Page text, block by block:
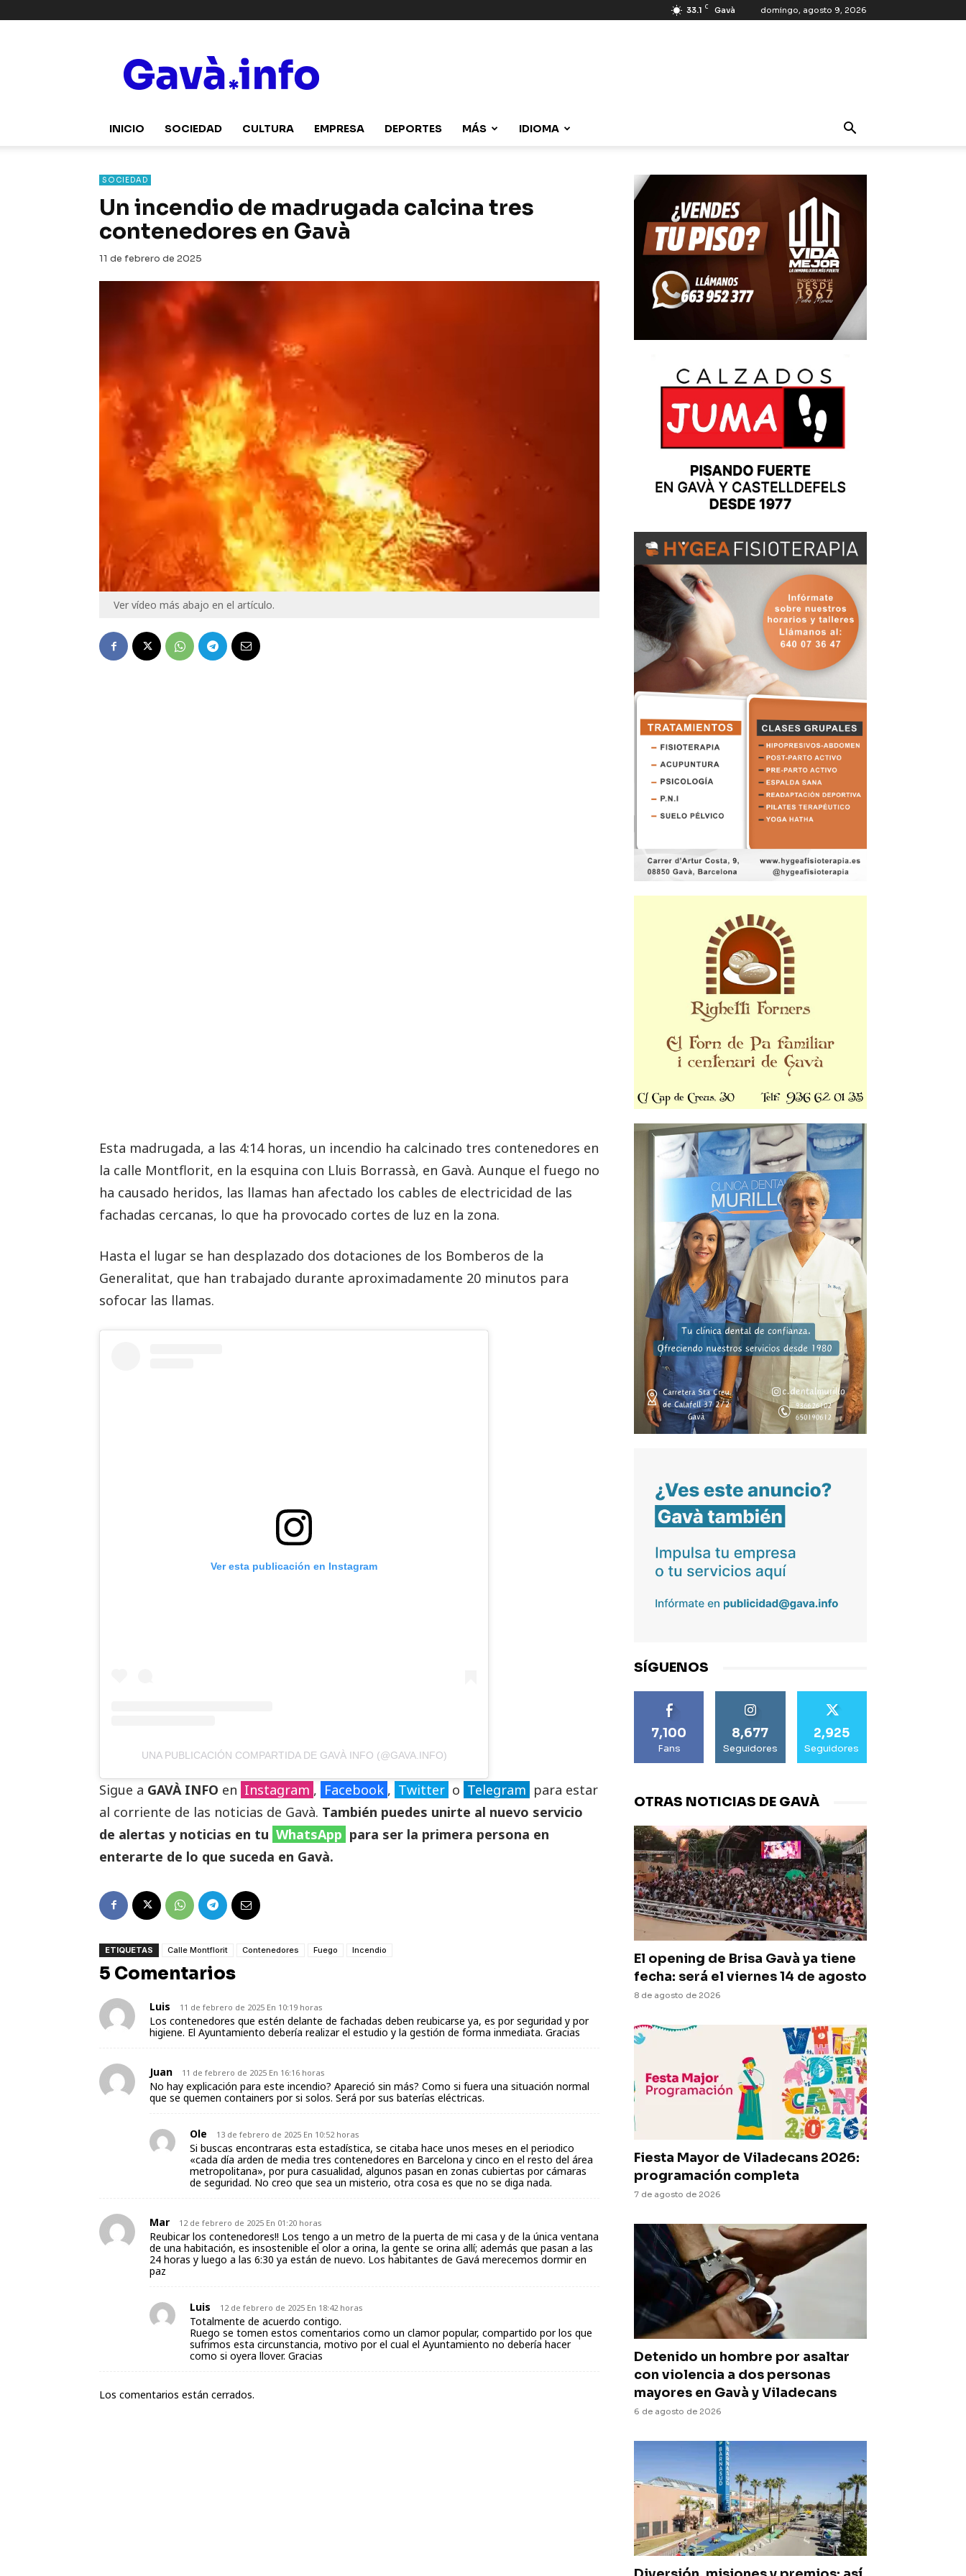
33.1 C Gavà domingo, agosto 9, 2026
INICIO SOCIEDAD CULTURA EMPRESA DEPORTES MÁS IDIOMA
SOCIEDAD
Un incendio de madrugada calcina tres
contenedores en Gavà
11 de febrero de 2025
Ver vídeo más abajo en el artículo.
Esta madrugada, a las 4:14 horas, un incendio ha calcinado tres contenedores en
la calle Montflorit, en la esquina con Lluis Borrassà, en Gavà. Aunque el fuego no
ha causado heridos, las llamas han afectado los cables de electricidad de las
fachadas cercanas, lo que ha provocado cortes de luz en la zona.
Hasta el lugar se han desplazado dos dotaciones de los Bomberos de la
Generalitat, que han trabajado durante aproximadamente 20 minutos para
sofocar las llamas.
Ver esta publicación en Instagram
UNA PUBLICACIÓN COMPARTIDA DE GAVÀ INFO (@GAVA.INFO)
Sigue a GAVÀ INFO en Instagram , Facebook , Twitter o Telegram para estar
al corriente de las noticias de Gavà. También puedes unirte al nuevo servicio
de alertas y noticias en tu WhatsApp para ser la primera persona en
enterarte de lo que suceda en Gavà.
ETIQUETAS Calle Montflorit Contenedores Fuego Incendio
5 Comentarios
Luis 11 de febrero de 2025 En 10:19 horas
Los contenedores que estén delante de fachadas deben reubicarse ya, es por seguridad y por
higiene. El Ayuntamiento debería realizar el estudio y la gestión de forma inmediata. Gracias
Juan 11 de febrero de 2025 En 16:16 horas
No hay explicación para este incendio? Apareció sin más? Como si fuera una situación normal
que se quemen containers por si solos. Será por sus baterías eléctricas.
Ole 13 de febrero de 2025 En 10:52 horas
Si buscas encontraras esta estadística, se citaba hace unos meses en el periodico
«cada día arden de media tres contenedores en Barcelona y cinco en el resto del área
metropolitana», por pura casualidad, algunos pasan en zonas cubiertas por cámaras
de seguridad. No creo que sea un misterio, otra cosa es que no se diga nada.
Mar 12 de febrero de 2025 En 01:20 horas
Reubicar los contenedores!! Los tengo a un metro de la puerta de mi casa y de la única ventana
de una habitación, es insostenible el olor a orina, la gente se orina allí; además que pasan a las
24 horas y luego a las 6:30 ya están de nuevo. Los habitantes de Gavá merecemos dormir en
paz
Luis 12 de febrero de 2025 En 18:42 horas
Totalmente de acuerdo contigo.
Ruego se tomen estos comentarios como un clamor popular, compartido por los que
sufrimos esta circunstancia, motivo por el cual el Ayuntamiento no debería hacer
como si oyera llover. Gracias
Los comentarios están cerrados.
SÍGUENOS
7,100
Fans
8,677
Seguidores
2,925
Seguidores
OTRAS NOTICIAS DE GAVÀ
El opening de Brisa Gavà ya tiene
fecha: será el viernes 14 de agosto
8 de agosto de 2026
Fiesta Mayor de Viladecans 2026:
programación completa
7 de agosto de 2026
Detenido un hombre por asaltar
con violencia a dos personas
mayores en Gavà y Viladecans
6 de agosto de 2026